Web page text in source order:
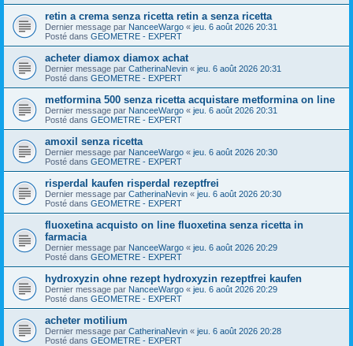
retin a crema senza ricetta retin a senza ricetta
Dernier message par NanceeWargo « jeu. 6 août 2026 20:31
Posté dans GEOMETRE - EXPERT
acheter diamox diamox achat
Dernier message par CatherinaNevin « jeu. 6 août 2026 20:31
Posté dans GEOMETRE - EXPERT
metformina 500 senza ricetta acquistare metformina on line
Dernier message par NanceeWargo « jeu. 6 août 2026 20:31
Posté dans GEOMETRE - EXPERT
amoxil senza ricetta
Dernier message par NanceeWargo « jeu. 6 août 2026 20:30
Posté dans GEOMETRE - EXPERT
risperdal kaufen risperdal rezeptfrei
Dernier message par CatherinaNevin « jeu. 6 août 2026 20:30
Posté dans GEOMETRE - EXPERT
fluoxetina acquisto on line fluoxetina senza ricetta in
farmacia
Dernier message par NanceeWargo « jeu. 6 août 2026 20:29
Posté dans GEOMETRE - EXPERT
hydroxyzin ohne rezept hydroxyzin rezeptfrei kaufen
Dernier message par NanceeWargo « jeu. 6 août 2026 20:29
Posté dans GEOMETRE - EXPERT
acheter motilium
Dernier message par CatherinaNevin « jeu. 6 août 2026 20:28
Posté dans GEOMETRE - EXPERT